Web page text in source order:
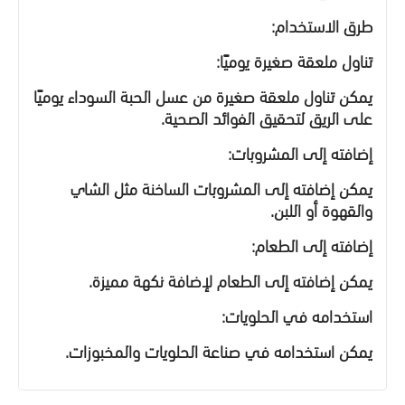
طرق الاستخدام:
تناول ملعقة صغيرة يوميًا:
يمكن تناول ملعقة صغيرة من عسل الحبة السوداء يوميًا
على الريق لتحقيق الفوائد الصحية.
إضافته إلى المشروبات:
يمكن إضافته إلى المشروبات الساخنة مثل الشاي
والقهوة أو اللبن.
إضافته إلى الطعام:
يمكن إضافته إلى الطعام لإضافة نكهة مميزة.
استخدامه في الحلويات:
يمكن استخدامه في صناعة الحلويات والمخبوزات.